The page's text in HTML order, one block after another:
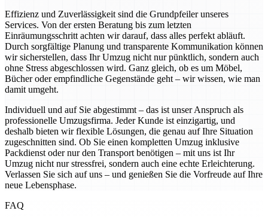
Effizienz und Zuverlässigkeit sind die Grundpfeiler unseres
Services. Von der ersten Beratung bis zum letzten
Einräumungsschritt achten wir darauf, dass alles perfekt abläuft.
Durch sorgfältige Planung und transparente Kommunikation können
wir sicherstellen, dass Ihr Umzug nicht nur pünktlich, sondern auch
ohne Stress abgeschlossen wird. Ganz gleich, ob es um Möbel,
Bücher oder empfindliche Gegenstände geht – wir wissen, wie man
damit umgeht.
Individuell und auf Sie abgestimmt – das ist unser Anspruch als
professionelle Umzugsfirma. Jeder Kunde ist einzigartig, und
deshalb bieten wir flexible Lösungen, die genau auf Ihre Situation
zugeschnitten sind. Ob Sie einen kompletten Umzug inklusive
Packdienst oder nur den Transport benötigen – mit uns ist Ihr
Umzug nicht nur stressfrei, sondern auch eine echte Erleichterung.
Verlassen Sie sich auf uns – und genießen Sie die Vorfreude auf Ihre
neue Lebensphase.
FAQ